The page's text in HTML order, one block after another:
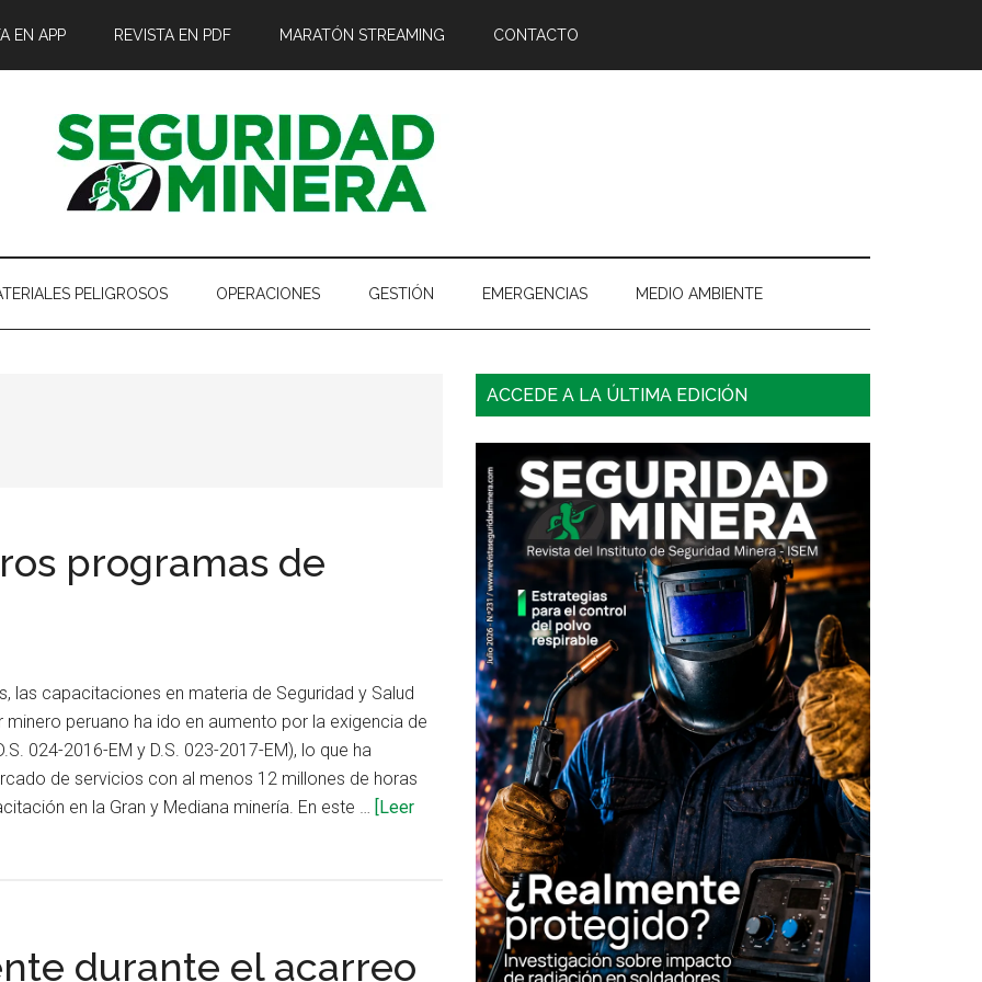
EN APP REVISTA EN PDF MARATÓN STREAMING CONTACTO
PELIGROSOS OPERACIONES GESTIÓN EMERGENCIAS MEDIO AMBIENTE
programas de
las capacitaciones en materia de Seguridad y Salud
peruano ha ido en aumento por la exigencia de
024-2016-EM y D.S. 023-2017-EM), lo que ha
de servicios con al menos 12 millones de horas
en la Gran y Mediana minería. En este … [Leer
durante el acarreo
Barra
principal
ACCEDE A LA ÚLTIMA EDICIÓN